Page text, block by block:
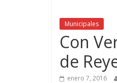
Municipales
Con
de
enero 7, 2016